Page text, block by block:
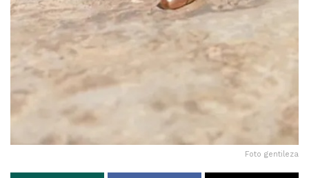
Foto gentileza